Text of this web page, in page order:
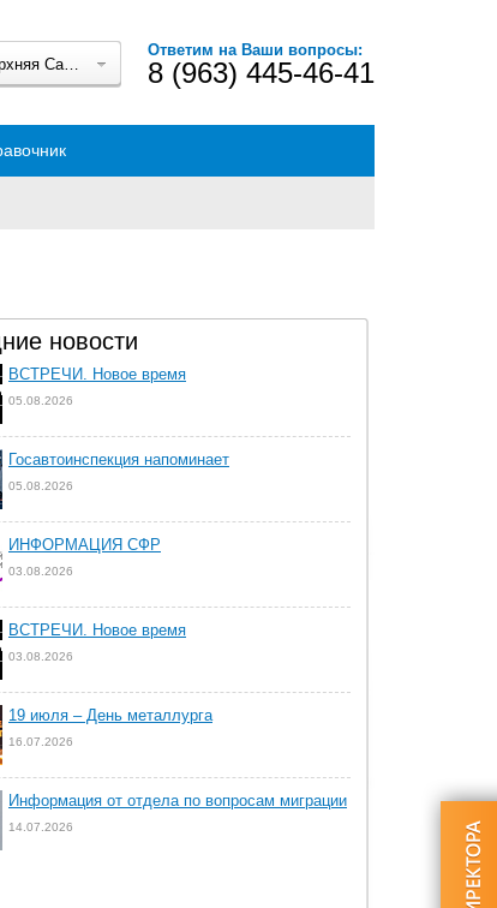
г. Верхняя Салда
Ответим на Ваши вопросы:
8 (963) 445-46-41
новости
ВСТРЕЧИ. Новое время
05.08.2026
Госавтоинспекция напоминает
05.08.2026
ИНФОРМАЦИЯ СФР
03.08.2026
ВСТРЕЧИ. Новое время
03.08.2026
19 июля – День металлурга
16.07.2026
Информация от отдела по вопросам миграции
14.07.2026